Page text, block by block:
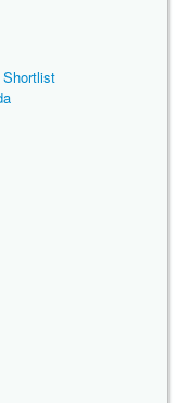
Shortlist